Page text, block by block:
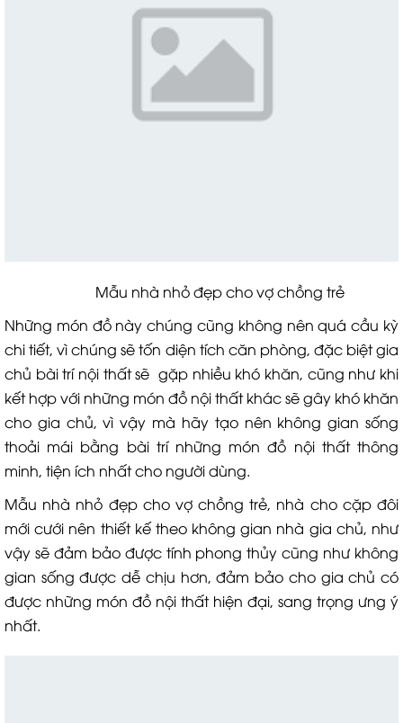
Mẫu nhà nhỏ đẹp cho vợ chồng trẻ
Những món đồ này chúng cũng không nên quá cầu kỳ
chi tiết, vì chúng sẽ tốn diện tích căn phòng, đặc biệt gia
chủ bài trí nội thất sẽ gặp nhiều khó khăn, cũng như khi
kết hợp với những món đồ nội thất khác sẽ gây khó khăn
cho gia chủ, vì vậy mà hãy tạo nên không gian sống
thoải mái bằng bài trí những món đồ nội thất thông
minh, tiện ích nhất cho người dùng.
Mẫu nhà nhỏ đẹp cho vợ chồng trẻ, nhà cho cặp đôi
mới cưới nên thiết kế theo không gian nhà gia chủ, như
vậy sẽ đảm bảo được tính phong thủy cũng như không
gian sống được dễ chịu hơn, đảm bảo cho gia chủ có
được những món đồ nội thất hiện đại, sang trọng ưng ý
nhất.